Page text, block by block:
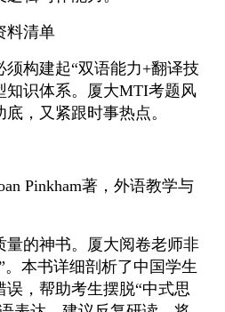
料清单
构建起“双语能力+翻译技
知识体系。厦大MTI考题风
，又紧跟时事热点。
Pinkham著，外语教学与
量的神书。厦大阅卷老师非
本书详细剖析了中国学生
，帮助考生摆脱“中式思